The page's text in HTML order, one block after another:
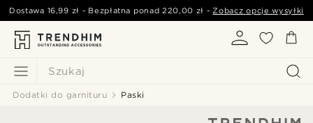
Szukaj
Dostawa 16,99 zł - Bezpłatna ponad220,00 zł -Zobacz opcje wysyłki
Dodatki do garnituru Paski